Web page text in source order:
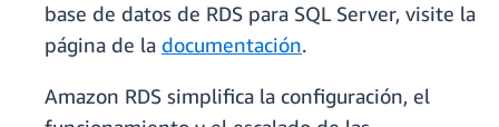
base de datos de RDS para SQL Server, visite la
página de la documentación.
Amazon RDS simplifica la configuración, el